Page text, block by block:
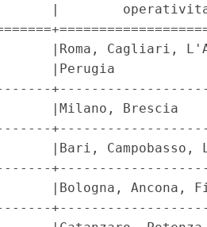
|
|Roma, Cagliari,
|Perugia
|Milano, Brescia
|Bari, Campobasso,
|Bologna, Ancona,